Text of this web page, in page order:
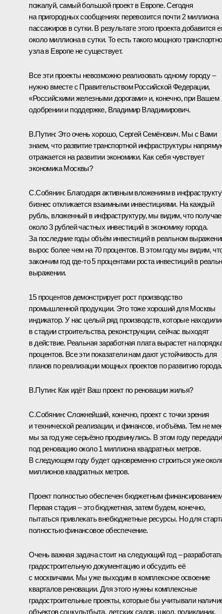
пожалуй, самый большой проект в Европе. Сегодня
на пригородных сообщениях перевозится почти 2 миллиона
пассажиров в сутки. В результате этого проекта добавится
около миллиона в сутки. То есть такого мощного
узла в Европе не существует.
Все эти проекты невозможно реализовать одному городу –
нужно вместе с Правительством Российской Федерации,
«Российскими железными дорогами» и, конечно, при Вашем
одобрении и поддержке, Владимир Владимирович.
В.Путин: Это очень хорошо, Сергей Семёнович. Мы с Вами
знаем, что развитие транспортной инфраструктуры
отражается на развитии экономики. Как себя чувствует
экономика Москвы?
С.Собянин: Благодаря активным вложениям в
бизнес откликается взаимными инвестициями. На каждый
рубль, вложенный в инфраструктуру, мы видим, что
около 3 рублей частных инвестиций в экономику города.
За последние годы объём инвестиций в реальном
вырос более чем на 70 процентов. В этом году мы видим,
закончим год где-то 5 процентами роста инвестиций в
выражении.
15 процентов демонстрирует рост производство
промышленной продукции. Это тоже хороший для Москвы
индикатор. У нас целый ряд производств, которые
в стадии строительства, реконструкции, сейчас выходят
в действие. Реальная заработная плата вырастет на
процентов. Все эти показатели нам дают устойчивость для
планов по реализации мощных проектов по развитию города.
В.Путин: Как идёт Ваш проект по реновации жилья?
С.Собянин: Сложнейший, конечно, проект с точки зрения
и технической реализации, и финансов, и объёма. Тем не
мы за год уже серьёзно продвинулись. В этом году
под реновацию около 1 миллиона квадратных метров.
В следующем году будет одновременно строиться уже
миллионов квадратных метров.
Проект полностью обеспечен бюджетным
Первая стадия – это бюджетная, затем будем, конечно,
пытаться привлекать внебюджетные ресурсы. Но для
полностью финансовое обеспечение.
Очень важная задача стоит на следующий год –
градостроительную документацию и обсудить её
с москвичами. Мы уже выходим в комплексное освоение
кварталов реновации. Для этого нужны комплексные
градостроительные проекты, которые бы учитывали
объектов соцкультбыта, детских садов, школ, поликлиник,